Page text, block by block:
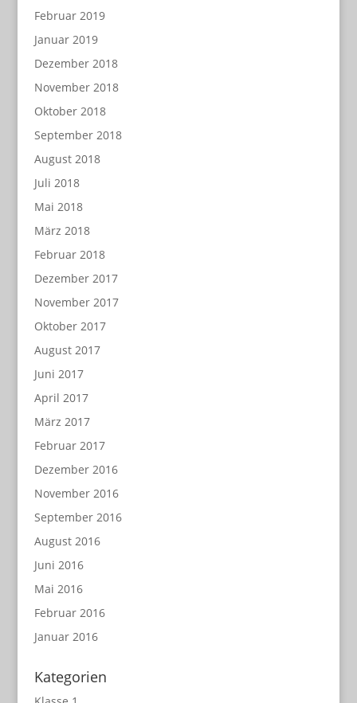
Februar 2019
Januar 2019
Dezember 2018
November 2018
Oktober 2018
September 2018
August 2018
Juli 2018
Mai 2018
März 2018
Februar 2018
Dezember 2017
November 2017
Oktober 2017
August 2017
Juni 2017
April 2017
März 2017
Februar 2017
Dezember 2016
November 2016
September 2016
August 2016
Juni 2016
Mai 2016
Februar 2016
Januar 2016
Kategorien